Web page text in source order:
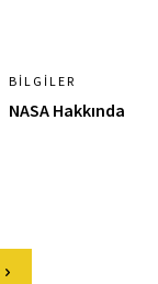
BILGILER
NASA Hakkında